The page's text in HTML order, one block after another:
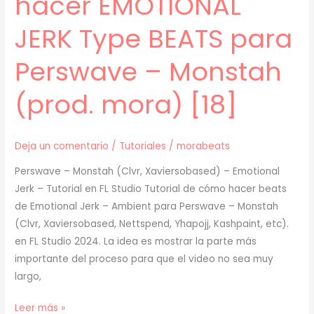
JERK Type BEATS para
Perswave – Monstah
(prod. mora) [18]
Deja un comentario / Tutoriales /morabeats
Perswave – Monstah (Clvr, Xaviersobased) – Emotional
Jerk – Tutorial en FL Studio Tutorial de cómo hacer beats
de Emotional Jerk – Ambient para Perswave – Monstah
(Clvr, Xaviersobased, Nettspend, Yhapojj, Kashpaint, etc).
en FL Studio 2024. La idea es mostrar la parte más
importante del proceso para que el video no sea muy
largo,
[
Leer más »